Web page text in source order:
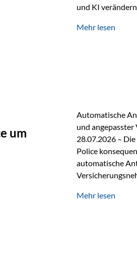
und KI
beschleunigen
Mehr lesen
um
Automatische
und
28.07.2026 –
Police
automatische
Abwicklung für
Mehr lesen